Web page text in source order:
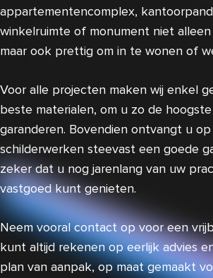
appartementencomplex,
winkelruimte of monument niet
maar ook prettig om in te wonen of
Voor alle projecten maken wij enkel
beste materialen, om u zo de
garanderen. Bovendien ontvangt u
schilderwerken steevast een goede
zeker dat u nog jarenlang van uw
vastgoed kunt genieten.
Neem vooral contact op voor een
kunt altijd rekenen op eerlijk advies
plan van aanpak, op maat gemaakt